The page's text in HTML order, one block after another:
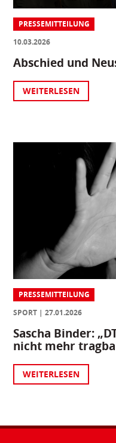
PRESSEMITTEILUNG
10.03.2026
Abschied und
WEITERLESEN
PRESSEMITTEILUNG
SPORT
27.01.2026
Sascha Binder:
nicht mehr
WEITERLESEN